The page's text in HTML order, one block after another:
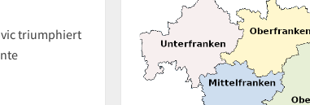
triumphiert